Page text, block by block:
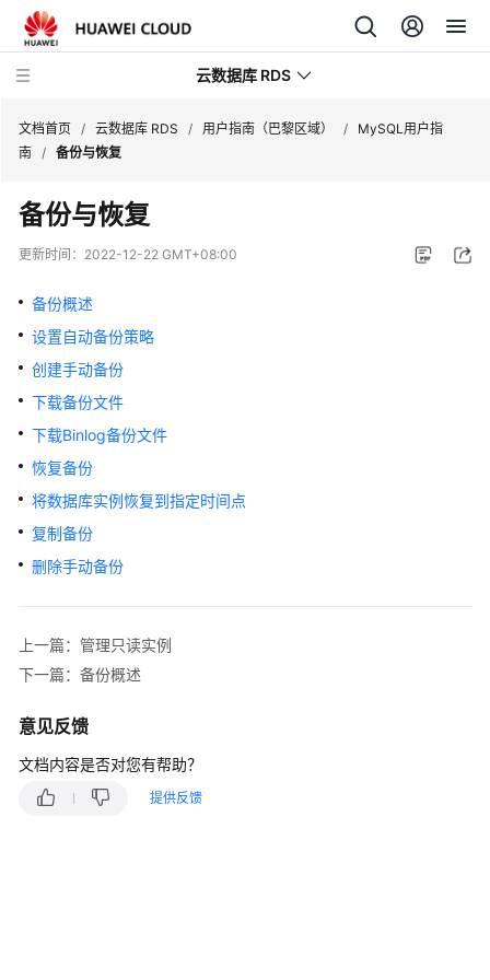
云数据库 RDS
产
介
绍
计
费
说
明
快
速
入
门
核
介
户
指
文档首页 / 云数据库 RDS / 用户指南（巴黎区域） /
MySQL用户指
南 / 备份与恢复
备份与恢复
更新时间： 2022-12-22 GMT+08:00
备份概述
设置自动备份策略
创建手动备份
下载备份文件
下载Binlog备份文件
恢复备份
将数据库实例恢复到指定时间点
复制备份
删除手动备份
上一篇：管理只读实例
下一篇：备份概述
意见反馈
文档内容是否对您有帮助？
提供反馈